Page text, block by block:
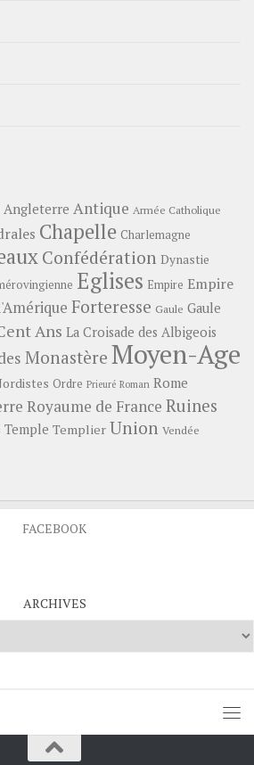
Angleterre Antique Armée Catholique
Chapelle Charlemagne
Confédération Dynastie
Eglises Empire Empire
Forteresse Gaule Gaule
Ans La Croisade des Albigeois
Monastère Moyen-Age
Ordre Prieuré Roman Rome
Royaume de France Ruines
Temple Templier Union Vendée
FACEBOOK
ARCHIVES